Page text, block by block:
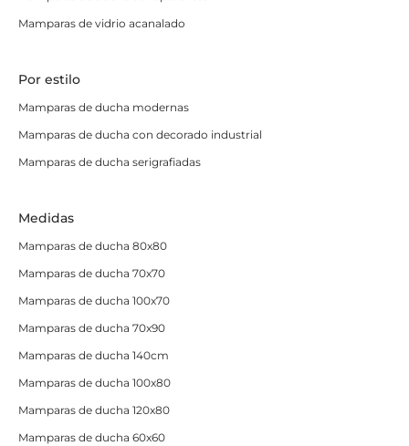
Mamparas de vidrio acanalado
Por estilo
Mamparas de ducha modernas
Mamparas de ducha con decorado industrial
Mamparas de ducha serigrafiadas
Medidas
Mamparas de ducha 80x80
Mamparas de ducha 70x70
Mamparas de ducha 100x70
Mamparas de ducha 70x90
Mamparas de ducha 140cm
Mamparas de ducha 100x80
Mamparas de ducha 120x80
Mamparas de ducha 60x60